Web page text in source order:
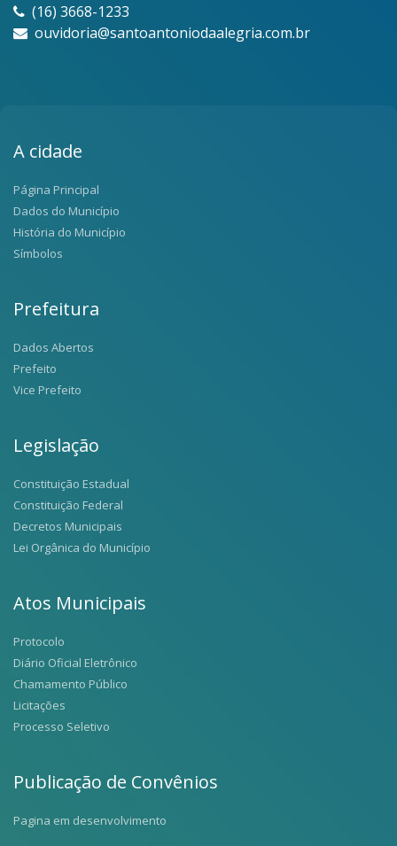
(16) 3668-1233
ouvidoria@santoantoniodaalegria.com.br
A cidade
Página Principal
Dados do Município
História do Município
Símbolos
Prefeitura
Dados Abertos
Prefeito
Vice Prefeito
Legislação
Constituição Estadual
Constituição Federal
Decretos Municipais
Lei Orgânica do Município
Atos Municipais
Protocolo
Diário Oficial Eletrônico
Chamamento Público
Licitações
Processo Seletivo
Publicação de Convênios
Pagina em desenvolvimento